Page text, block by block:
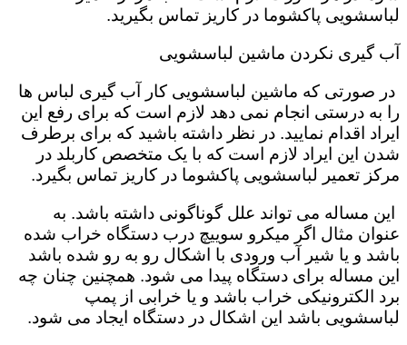
لباسشویی پاکشوما در کاریز تماس بگیرید.
آب گیری نکردن ماشین لباسشویی
در صورتی که ماشین لباسشویی کار آب گیری لباس ها
را به درستی انجام نمی دهد لازم است که برای رفع این
ایراد اقدام نمایید. در نظر داشته باشید که برای برطرف
شدن این ایراد لازم است که با یک متخصص کاربلد در
مرکز تعمیر لباسشویی پاکشوما در کاریز تماس بگیرد.
این مساله می تواند علل گوناگونی داشته باشد. به
عنوان مثال اگر میکرو سوییچ درب دستگاه خراب شده
باشد و یا شیر آب ورودی با اشکال رو به رو شده باشد
این مساله برای دستگاه پیدا می شود. همچنین چنان چه
برد الکترونیکی خراب باشد و یا خرابی از پمپ
لباسشویی باشد این اشکال در دستگاه ایجاد می شود.